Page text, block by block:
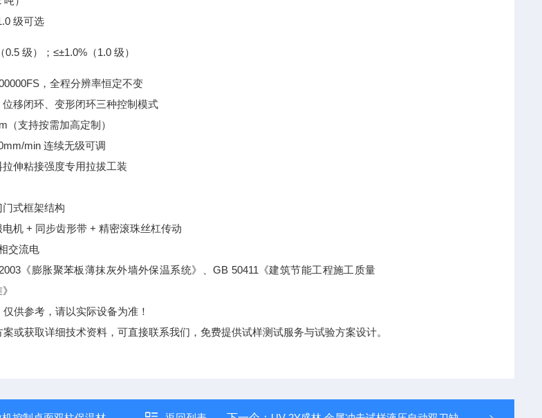
级可选
0.5 级）；≤±1.0%（1.0 级）
，全程分辨率恒定不变
位移闭环、变形闭环三种控制模式
（支持按需加高定制）
min 连续无级可调
拉伸粘接强度专用拉拔工装
式框架结构
电机 + 同步齿形带 + 精密滚珠丝杠传动
交流电
《膨胀聚苯板薄抹灰外墙外保温系统》、GB 50411《建筑节能工程施工质量
供参考，请以实际设备为准！
或获取详细技术资料，可直接联系我们，免费提供试样测试服务与试验方案设计。